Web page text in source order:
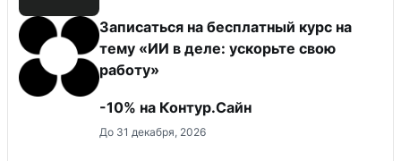
Записаться на бесплатный курс на
тему «ИИ в деле: ускорьте свою
работу»
-10% на Контур.Сайн
До 31 декабря, 2026